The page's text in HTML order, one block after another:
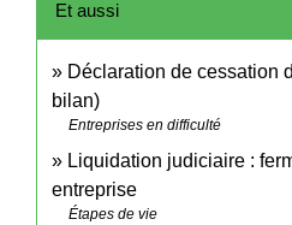
Et aussi
Déclaration de cessation
bilan)
Entreprises en difficulté
Liquidation judiciaire :
entreprise
Étapes de vie